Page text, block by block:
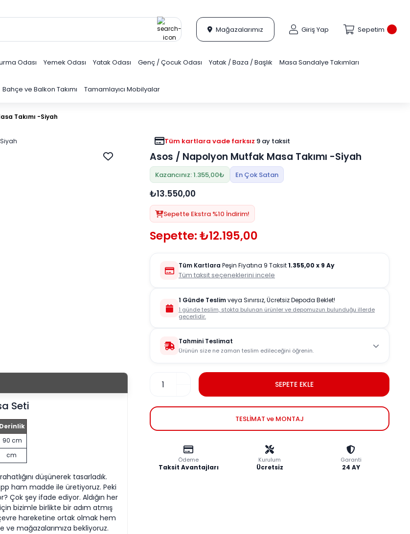
Mağazalarımız Giriş Yap Sepetim
Odası Yemek Odası Yatak Odası Genç / Çocuk Odası Yatak / Baza / Başlık Masa Sandalye Takımları
Bahçe ve Balkon Takımı Tamamlayıcı Mobilyalar
Takımı -Siyah
Seti
Derinlik
90 cm
cm
düşünerek tasarladık.
ham madde ile üretiyoruz. Peki
Çok şey ifade ediyor. Aldığın her
bizimle birlikte bir adım atmış
hareketine ortak olmak hem
mağazalarımıza bekliyoruz.
Tüm kartlara vade farksız 9 ay taksit
Asos / Napolyon Mutfak Masa Takımı -Siyah
Kazancınız: 1.355,00₺ En Çok Satan
₺13.550,00
Sepette Ekstra %10 İndirim!
Sepette: ₺12.195,00
Tüm Kartlara Peşin Fiyatına 9 Taksit1.355,00 x 9 Ay
Tüm taksit seçeneklerini incele
1 Günde Teslimveya Sınırsız, Ücretsiz Depoda Beklet!
1 günde teslim, stokta bulunan ürünler ve depomuzun bulunduğu illerde
geçerlidir.
Tahmini Teslimat
Ürünün size ne zaman teslim edileceğini öğrenin.
SEPETE EKLE
TESLİMAT ve MONTAJ
Ödeme
Taksit Avantajları
Kurulum
Ücretsiz
Garanti
24 AY